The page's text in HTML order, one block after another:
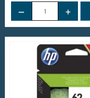
− +